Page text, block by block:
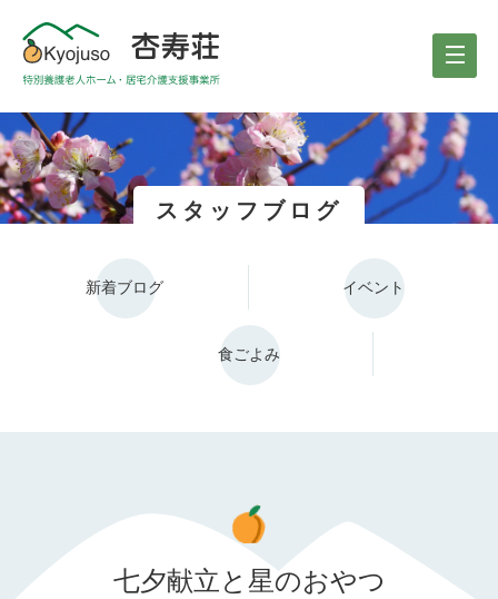
スタッフブログ
新着ブログ イベント
食ごよみ
七夕献立と星のおやつ